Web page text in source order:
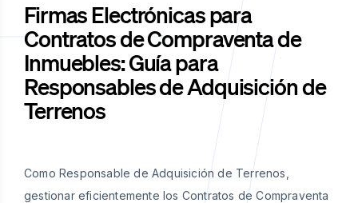
Firmas Electrónicas para
Contratos de Compraventa de
Inmuebles: Guía para
Responsables de Adquisición de
Terrenos
Como Responsable de Adquisición de Terrenos,
gestionar eficientemente los Contratos de Compraventa